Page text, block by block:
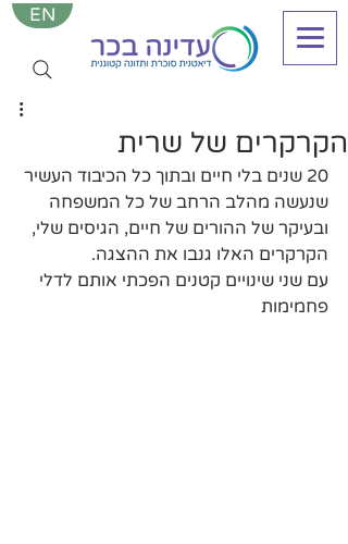
EN
הקרקרים של שרית
20 שנים בלי חיים ובתוך כל הכיבוד העשיר
שנעשה מהלב הרחב של כל המשפחה
ובעיקר של ההורים של חיים, הגיסים שלי,
הקרקרים האלו גנבו את ההצגה.
עם שני שינויים קטנים הפכתי אותם לדלי
פחמימות